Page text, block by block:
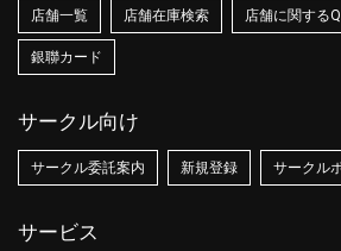
店舗一覧 店舗在庫検索 店舗に関する
銀聯カード
サークル向け
サークル委託案内 新規登録 サークル
サービス